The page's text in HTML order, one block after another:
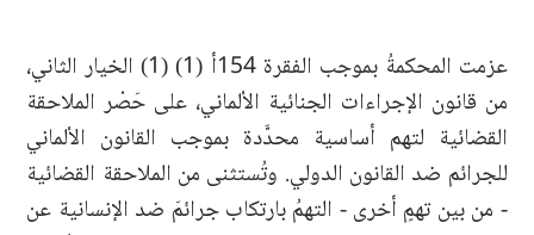
عزمت المحكمةُ بموجب الفقرة 154أ (1) (1) الخيار الثاني،
من قانون الإجراءات الجنائية الألماني، على حَصْر الملاحقة
القضائية لتهم أساسية محدَّدة بموجب القانون الألماني
للجرائم ضد القانون الدولي. وتُستثنى من الملاحقة القضائية
- من بين تهمٍ أخرى - التهمُ بارتكاب جرائمَ ضد الإنسانية عن